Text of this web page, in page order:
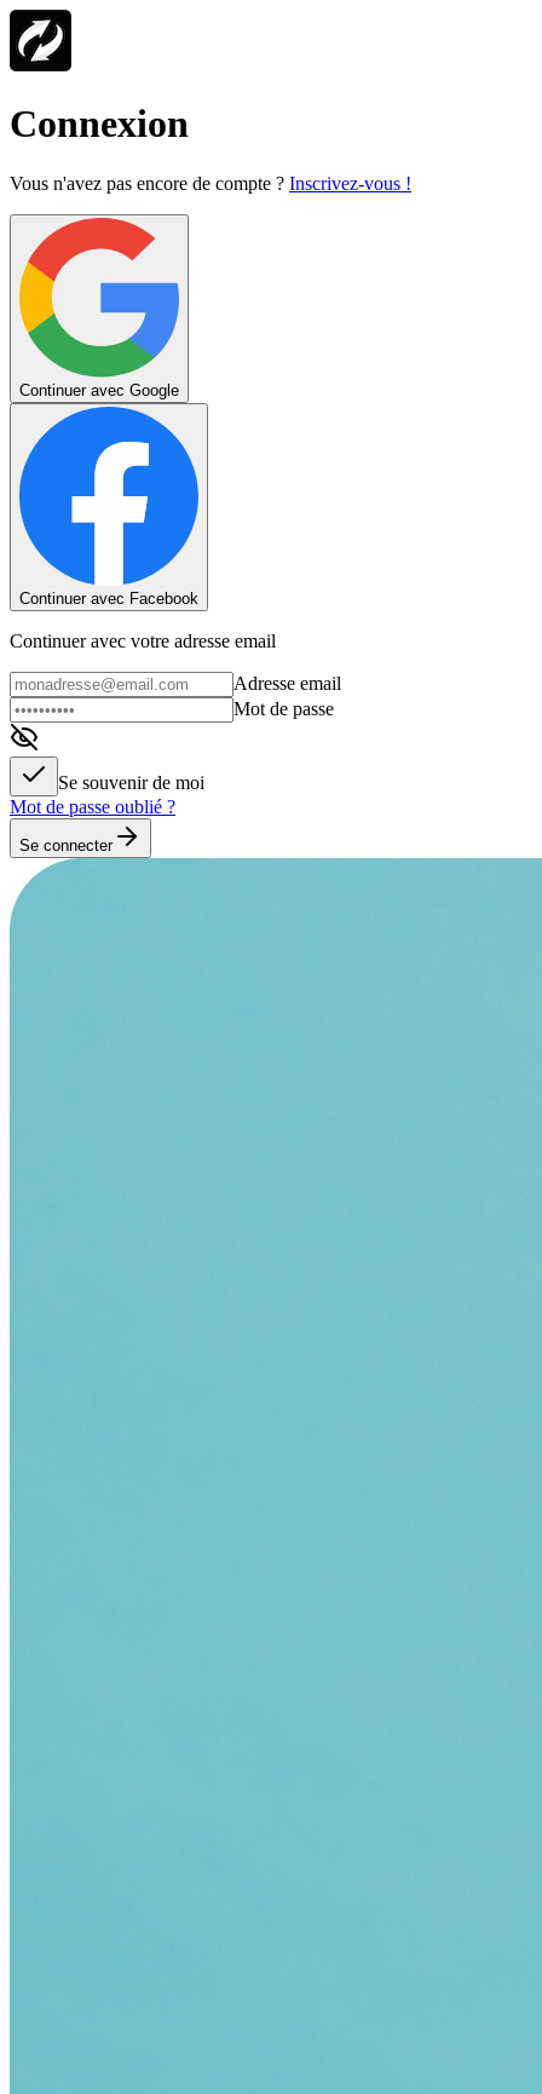
Connexion
Vous n'avez pas encore de compte ? Inscrivez-vous !
Continuer avec Google
Continuer avec Facebook
Continuer avec votre adresse email
Adresse email
Mot de passe
Se souvenir de moi
Mot de passe oublié ?
Se connecter